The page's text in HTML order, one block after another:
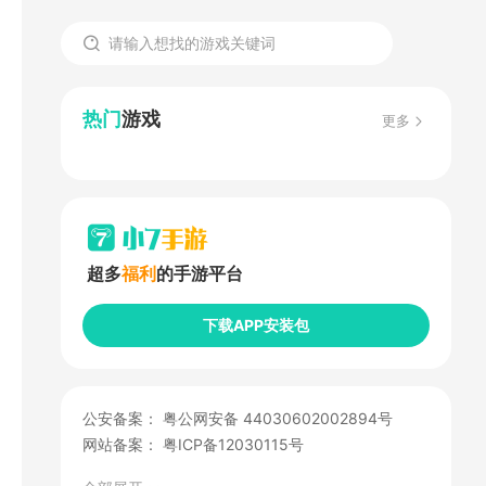
热门游戏 更多
超多福利 的手游平台
下载APP安装包
公安备案： 粤公网安备 44030602002894号
网站备案： 粤ICP备12030115号